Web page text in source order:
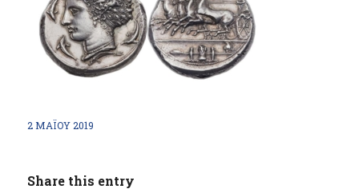
2 ΜΑΪ́ΟΥ 2019
Share this entry